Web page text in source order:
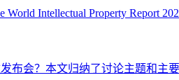
World Intellectual Property Report
布会？本文归纳了讨论主题和主要